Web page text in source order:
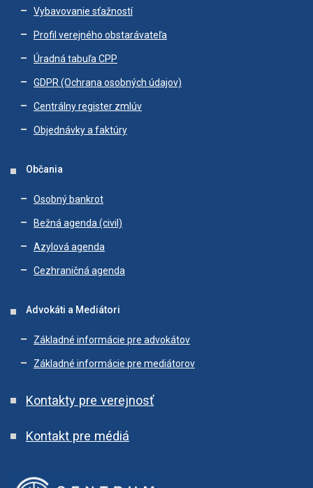
Vybavovanie sťažností
Profil verejného obstarávateľa
Úradná tabuľa CPP
GDPR (Ochrana osobných údajov)
Centrálny register zmlúv
Objednávky a faktúry
Občania
Osobný bankrot
Bežná agenda (civil)
Azylová agenda
Cezhraničná agenda
Advokáti a Mediátori
Základné informácie pre advokátov
Základné informácie pre mediátorov
Kontakty pre verejnosť
Kontakt pre médiá